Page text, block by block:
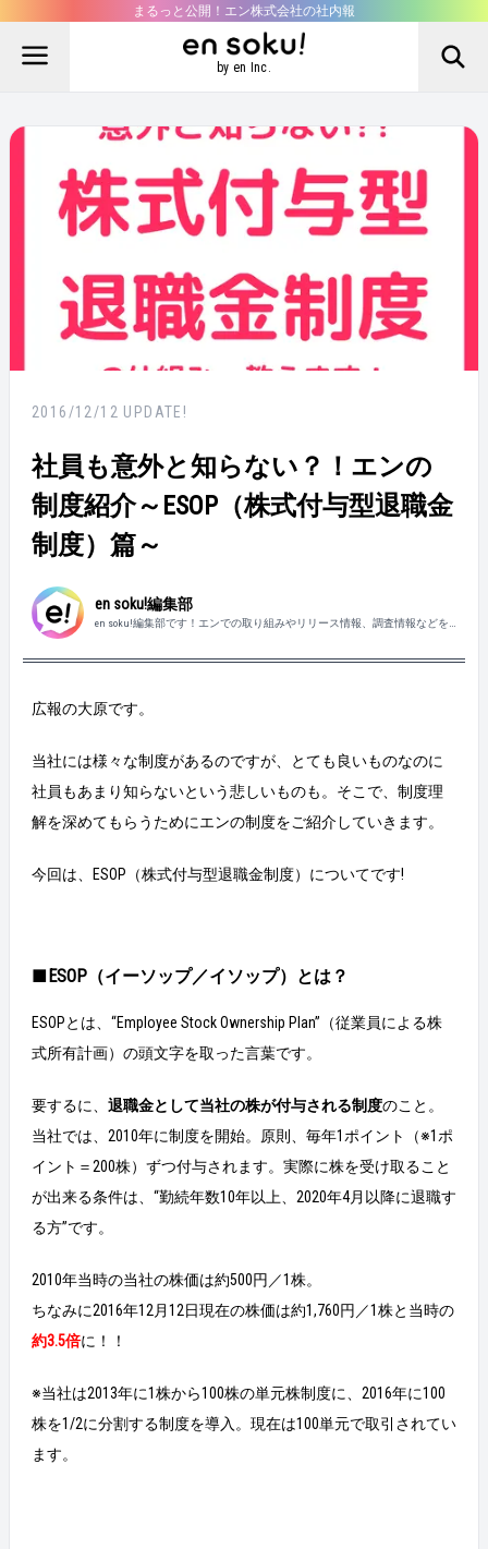
まるっと公開！エン株式会社の社内報
by en Inc.
2016/12/12 UPDATE!
社員も意外と知らない？！エンの
制度紹介～ESOP（株式付与型退職金
制度）篇～
en soku!編集部
en soku!編集部です！エンでの取り組みやリリース情報、調査情報などを
広報の大原です。
当社には様々な制度があるのですが、とても良いものなのに
社員もあまり知らないという悲しいものも。そこで、制度理
解を深めてもらうためにエンの制度をご紹介していきます。
今回は、ESOP（株式付与型退職金制度）についてです!
■ESOP（イーソップ／イソップ）とは？
ESOPとは、“Employee Stock Ownership Plan”（従業員による株
式所有計画）の頭文字を取った言葉です。
要するに、 退職金として当社の株が付与される制度のこと。
当社では、2010年に制度を開始。原則、毎年1ポイント（※1ポ
イント＝200株）ずつ付与されます。実際に株を受け取ること
が出来る条件は、“勤続年数10年以上、2020年4月以降に退職す
る方”です。
2010年当時の当社の株価は約500円／1株。
ちなみに2016年12月12日現在の株価は約1,760円／1株と当時の
約3.5倍に！！
※当社は2013年に1株から100株の単元株制度に、2016年に100
株を1/2に分割する制度を導入。現在は100単元で取引されてい
ます。